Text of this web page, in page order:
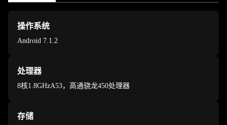
操作系统
Android 7.1.2
处理器
8核1.8GHzA53，高通骁龙450处理器
存储